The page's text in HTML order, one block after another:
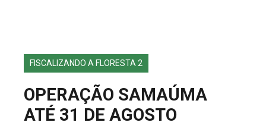
EDIÇÕES ANTERIORES
FALE CONOSCO
FISCALIZANDO A FLORESTA 2
OPERAÇÃO SAMAÚMA
ATÉ 31 DE AGOSTO